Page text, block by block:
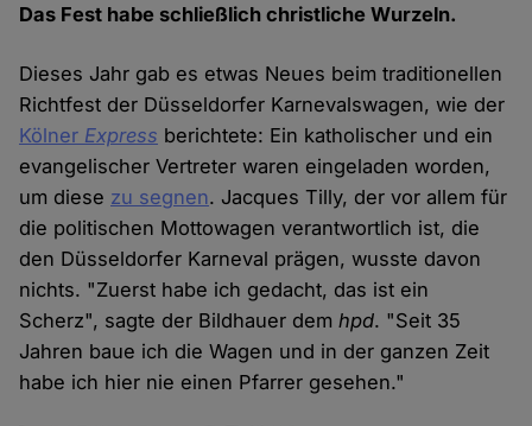
Das Fest habe schließlich christliche Wurzeln.
Dieses Jahr gab es etwas Neues beim traditionellen
Richtfest der Düsseldorfer Karnevalswagen, wie der
Kölner Express berichtete: Ein katholischer und ein
evangelischer Vertreter waren eingeladen worden,
um diese zu segnen. Jacques Tilly, der vor allem für
die politischen Mottowagen verantwortlich ist, die
den Düsseldorfer Karneval prägen, wusste davon
nichts. "Zuerst habe ich gedacht, das ist ein
Scherz", sagte der Bildhauer demhpd. "Seit 35
Jahren baue ich die Wagen und in der ganzen Zeit
habe ich hier nie einen Pfarrer gesehen."